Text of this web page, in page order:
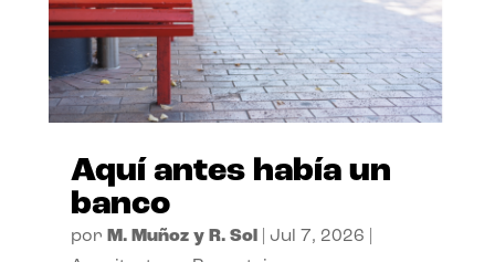
Aquí antes había un
banco
por M. Muñoz y R. Sol Jul 7, 2026